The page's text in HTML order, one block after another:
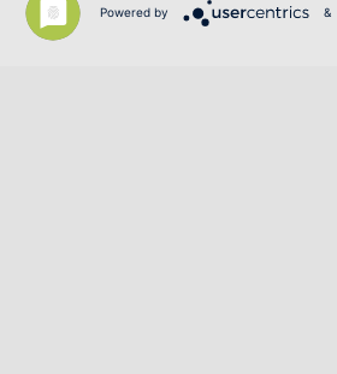
© Copyright 2020 -2026 | IT-Forum
Powered by &